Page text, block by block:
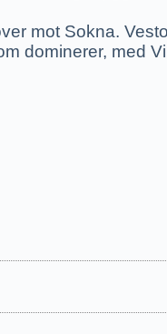
mot Sokna.
dominerer, med